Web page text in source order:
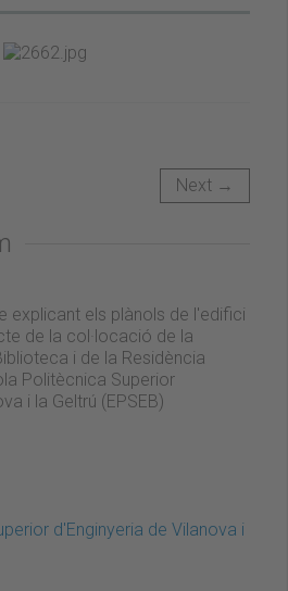
Next →
explicant els plànols de l'edifici
de la col·locació de la
i de la Residència
Politècnica Superior
i la Geltrú (EPSEB)
d'Enginyeria de Vilanova i